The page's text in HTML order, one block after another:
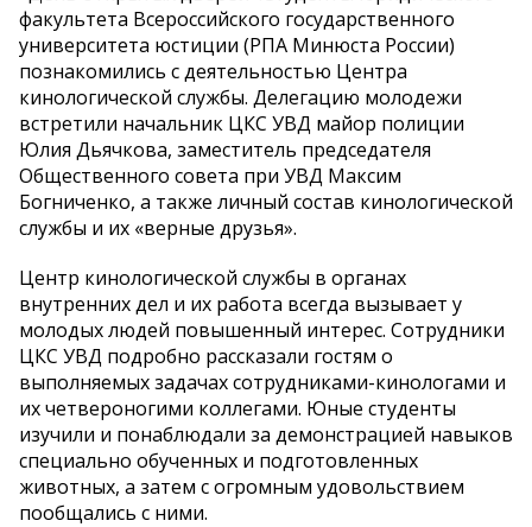
факультета Всероссийского государственного
университета юстиции (РПА Минюста России)
познакомились с деятельностью Центра
кинологической службы. Делегацию молодежи
встретили начальник ЦКС УВД майор полиции
Юлия Дьячкова, заместитель председателя
Общественного совета при УВД Максим
Богниченко, а также личный состав кинологической
службы и их «верные друзья».
Центр кинологической службы в органах
внутренних дел и их работа всегда вызывает у
молодых людей повышенный интерес. Сотрудники
ЦКС УВД подробно рассказали гостям о
выполняемых задачах сотрудниками-кинологами и
их четвероногими коллегами. Юные студенты
изучили и понаблюдали за демонстрацией навыков
специально обученных и подготовленных
животных, а затем с огромным удовольствием
пообщались с ними.